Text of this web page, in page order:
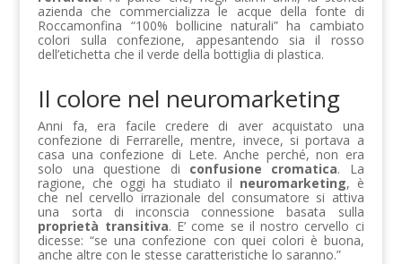
azienda che commercializza le acque della fonte di
Roccamonfina “100% bollicine naturali” ha cambiato
colori sulla confezione, appesantendo sia il rosso
dell’etichetta che il verde della bottiglia di plastica.
Il colore nel neuromarketing
Anni fa, era facile credere di aver acquistato una
confezione di Ferrarelle, mentre, invece, si portava a
casa una confezione di Lete. Anche perché, non era
solo una questione di confusione cromatica. La
ragione, che oggi ha studiato il neuromarketing, è
che nel cervello irrazionale del consumatore si attiva
una sorta di inconscia connessione basata sulla
proprietà transitiva. E’ come se il nostro cervello ci
dicesse: “se una confezione con quei colori è buona,
anche altre con le stesse caratteristiche lo saranno.”